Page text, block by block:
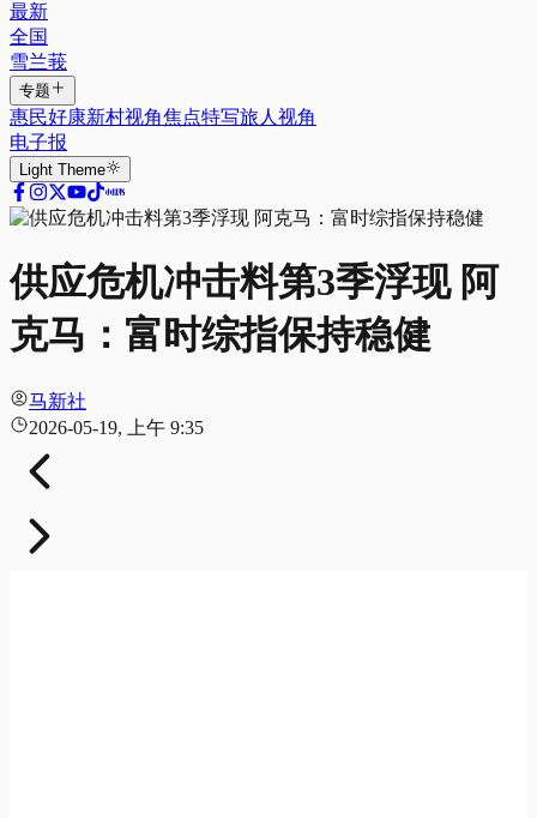
最新
全国
雪兰莪
专题
惠民好康新村视角焦点特写旅人视角
电子报
Light Theme
供应危机冲击料第3季浮现 阿
克马：富时综指保持稳健
马新社
2026-05-19, 上午 9:35